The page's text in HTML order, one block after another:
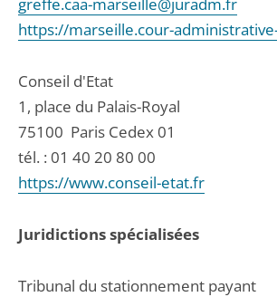
https://marseille.cour-
Conseil d'Etat
1, place du Palais-Royal
75100 Paris Cedex 01
tél. : 01 40 20 80 00
https://www.conseil-etat.fr
Juridictions spécialisées
Tribunal du stationnement payant